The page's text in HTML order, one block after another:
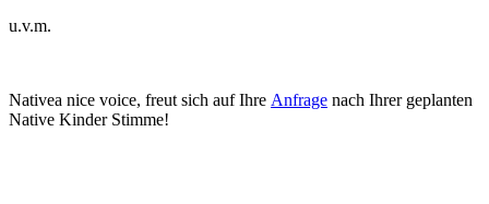
u.v.m.
Nativea nice voice, freut sich auf Ihre Anfrage nach Ihrer geplanten
Native Kinder Stimme!